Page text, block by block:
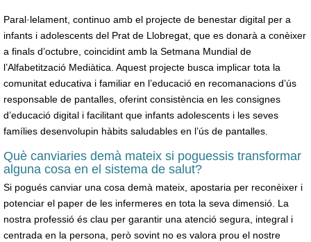
Paral·lelament, continuo amb el projecte de benestar digital per a
infants i adolescents del Prat de Llobregat, que es donarà a conèixer
a finals d’octubre, coincidint amb la Setmana Mundial de
l’Alfabetització Mediàtica. Aquest projecte busca implicar tota la
comunitat educativa i familiar en l’educació en recomanacions d’ús
responsable de pantalles, oferint consistència en les consignes
d’educació digital i facilitant que infants adolescents i les seves
famílies desenvolupin hàbits saludables en l’ús de pantalles.
Què canviaries demà mateix si poguessis transformar
alguna cosa en el sistema de salut?
Si pogués canviar una cosa demà mateix, apostaria per reconèixer i
potenciar el paper de les infermeres en tota la seva dimensió. La
nostra professió és clau per garantir una atenció segura, integral i
centrada en la persona, però sovint no es valora prou el nostre